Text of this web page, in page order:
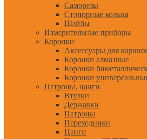
Саморезы
Стопорные кольца
Шайбы
Измерительные приборы
Коронки
Аксессуары для
Коронки алмазные
Коронки
Коронки
Патроны, цанги
Втулки
Державки
Патроны
Переходники
Цанги